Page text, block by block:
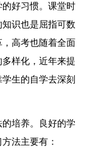
好习惯。课堂时
识也是屈指可数
高考也随着全面
样化，近年来提
生的自学去深刻
培养。良好的学
法主要有：